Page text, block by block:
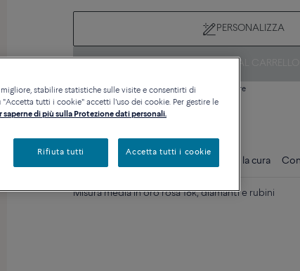
PERSONALIZZA
Contattataci per qualsiasi domanda sulle misure
Disponibilità in boutique
Consigli per la cura
Misura media in oro rosa 18k, diamanti e rubini
stabilire statistiche sulle visite e consentirti di
tutti i cookie" accetti l'uso dei cookie. Per gestire le
saperne di più sulla Protezione dati personali.
Rifiuta tutti Accetta tutti i cookie